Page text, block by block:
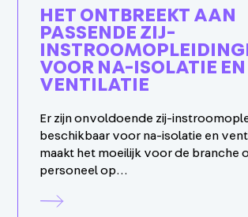
HET ONTBREEKT AAN
PASSENDE ZIJ-
VOOR NA-ISOLATIE EN
VENTILATIE
Er zijn onvoldoende zij-
beschikbaar voor na-isolatie en
maakt het moeilijk voor de branche
personeel op…